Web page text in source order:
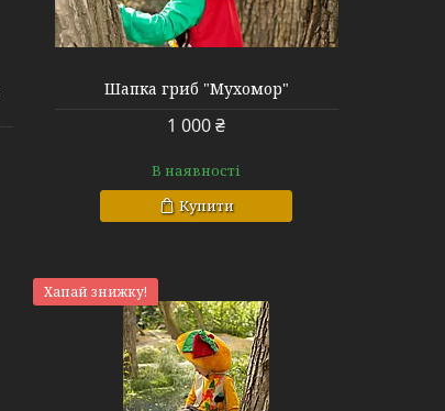
Шапка гриб "Мухомор"
1 000 ₴
В наявності
Купити
Хапай знижку!